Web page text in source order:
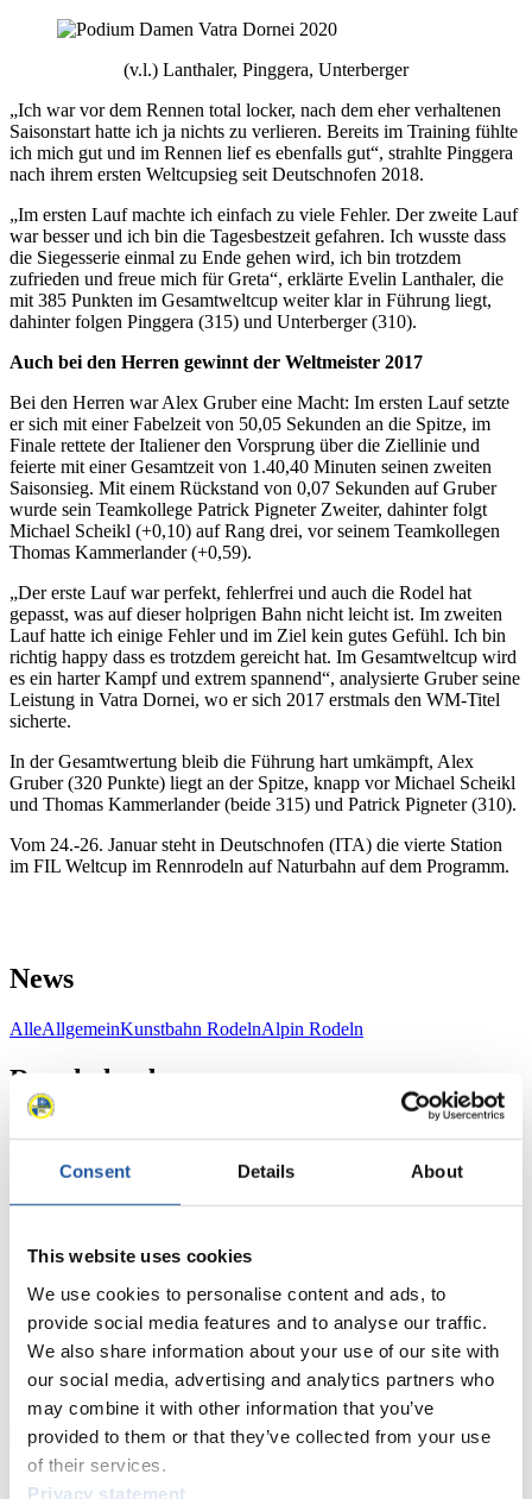
Consent Details About
This website uses cookies
We use cookies to personalise content and ads, to
provide social media features and to analyse our traffic.
We also share information about your use of our site with
our social media, advertising and analytics partners who
may combine it with other information that you’ve
provided to them or that they’ve collected from your use
of their services.
Privacy statement
(v.l.) Lanthaler, Pinggera, Unterberger
„Ich war vor dem Rennen total locker, nach dem eher verhaltenen
Saisonstart hatte ich ja nichts zu verlieren. Bereits im Training fühlte
ich mich gut und im Rennen lief es ebenfalls gut“, strahlte Pinggera
nach ihrem ersten Weltcupsieg seit Deutschnofen 2018.
„Im ersten Lauf machte ich einfach zu viele Fehler. Der zweite Lauf
war besser und ich bin die Tagesbestzeit gefahren. Ich wusste dass
die Siegesserie einmal zu Ende gehen wird, ich bin trotzdem
zufrieden und freue mich für Greta“, erklärte Evelin Lanthaler, die
mit 385 Punkten im Gesamtweltcup weiter klar in Führung liegt,
dahinter folgen Pinggera (315) und Unterberger (310).
Auch bei den Herren gewinnt der Weltmeister 2017
Bei den Herren war Alex Gruber eine Macht: Im ersten Lauf setzte
er sich mit einer Fabelzeit von 50,05 Sekunden an die Spitze, im
Finale rettete der Italiener den Vorsprung über die Ziellinie und
feierte mit einer Gesamtzeit von 1.40,40 Minuten seinen zweiten
Saisonsieg. Mit einem Rückstand von 0,07 Sekunden auf Gruber
wurde sein Teamkollege Patrick Pigneter Zweiter, dahinter folgt
Michael Scheikl (+0,10) auf Rang drei, vor seinem Teamkollegen
Thomas Kammerlander (+0,59).
„Der erste Lauf war perfekt, fehlerfrei und auch die Rodel hat
gepasst, was auf dieser holprigen Bahn nicht leicht ist. Im zweiten
Lauf hatte ich einige Fehler und im Ziel kein gutes Gefühl. Ich bin
richtig happy dass es trotzdem gereicht hat. Im Gesamtweltcup wird
es ein harter Kampf und extrem spannend“, analysierte Gruber seine
Leistung in Vatra Dornei, wo er sich 2017 erstmals den WM-Titel
sicherte.
In der Gesamtwertung bleib die Führung hart umkämpft, Alex
Gruber (320 Punkte) liegt an der Spitze, knapp vor Michael Scheikl
und Thomas Kammerlander (beide 315) und Patrick Pigneter (310).
Vom 24.-26. Januar steht in Deutschnofen (ITA) die vierte Station
im FIL Weltcup im Rennrodeln auf Naturbahn auf dem Programm.
News
AlleAllgemeinKunstbahn RodelnAlpin Rodeln
Rennkalender
Ergebnisse
FIL LIVE TV
Live StreamingKunstbahnRodelnLive Streaming Alpin
RodelnHighlights YOG Gangwon 2024
Ergebnis-Live-Ticker Kunstbahn
Tippspiel
Naturbahn